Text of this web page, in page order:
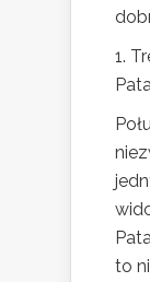
1.
to